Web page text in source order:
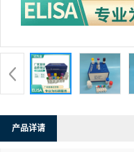
产品详请
保存条件
品牌